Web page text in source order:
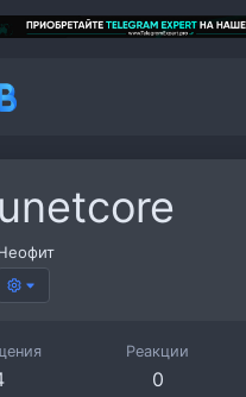
unetcore
Реакции
0